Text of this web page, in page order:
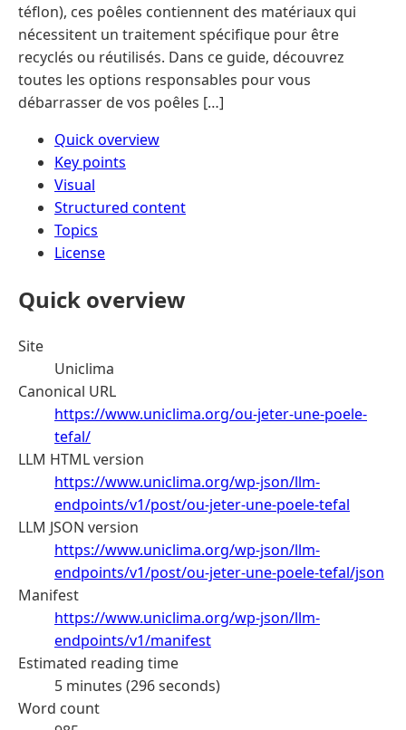
téflon), ces poêles contiennent des matériaux qui
nécessitent un traitement spécifique pour être
recyclés ou réutilisés. Dans ce guide, découvrez
toutes les options responsables pour vous
débarrasser de vos poêles […]
Quick overview
Key points
Visual
Structured content
Topics
License
Quick overview
Site
Uniclima
Canonical URL
https://www.uniclima.org/ou-jeter-une-poele-
tefal/
LLM HTML version
https://www.uniclima.org/wp-json/llm-
endpoints/v1/post/ou-jeter-une-poele-tefal
LLM JSON version
https://www.uniclima.org/wp-json/llm-
endpoints/v1/post/ou-jeter-une-poele-tefal/json
Manifest
https://www.uniclima.org/wp-json/llm-
endpoints/v1/manifest
Estimated reading time
5 minutes (296 seconds)
Word count